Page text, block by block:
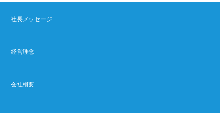
社長メッセージ
経営理念
会社概要